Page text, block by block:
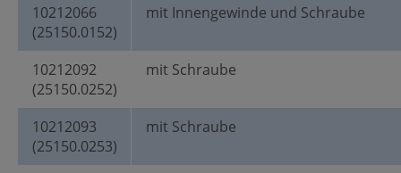
10212066
(25150.0152)
mit Innengewinde und Schraube
10212092
(25150.0252)
mit Schraube
10212093
(25150.0253)
mit Schraube